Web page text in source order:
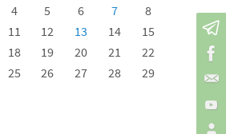
4 5 6 7
8
11 12 13 14
15
18 19 20 21
22
25 26 27 28
29